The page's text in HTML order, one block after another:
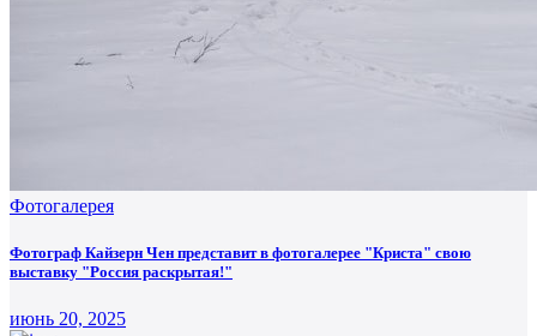
Фотогалерея
Фотограф Кайзерн Чен представит в фотогалерее "Криста" свою
выставку "Россия раскрытая!"
июнь 20, 2025